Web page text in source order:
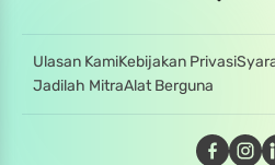
Ulasan KamiKebijakan Privasi
Jadilah MitraAlat Berguna